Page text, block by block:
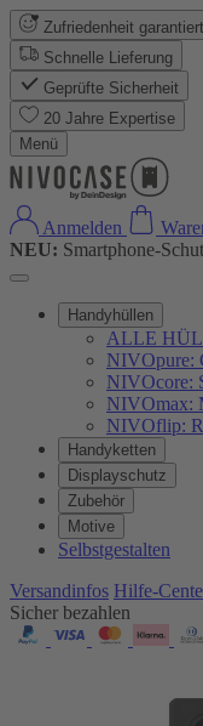
Zufriedenheit garantiert
Schnelle Lieferung
Geprüfte Sicherheit
20 Jahre Expertise
Menü
Anmelden
NEU: Smartphone-
Handyhüllen
ALLE
NIVOpure:
NIVOcore:
NIVOmax:
NIVOflip:
Handyketten
Displayschutz
Zubehör
Motive
Selbstgestalten
Versandinfos Hilfe-
Sicher bezahlen